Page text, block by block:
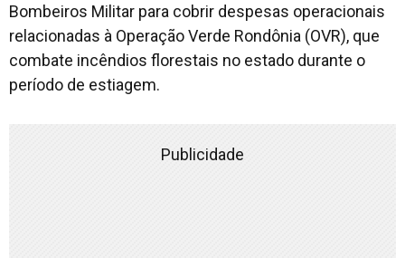
Bombeiros Militar para cobrir despesas operacionais
relacionadas à Operação Verde Rondônia (OVR), que
combate incêndios florestais no estado durante o
período de estiagem.
Publicidade